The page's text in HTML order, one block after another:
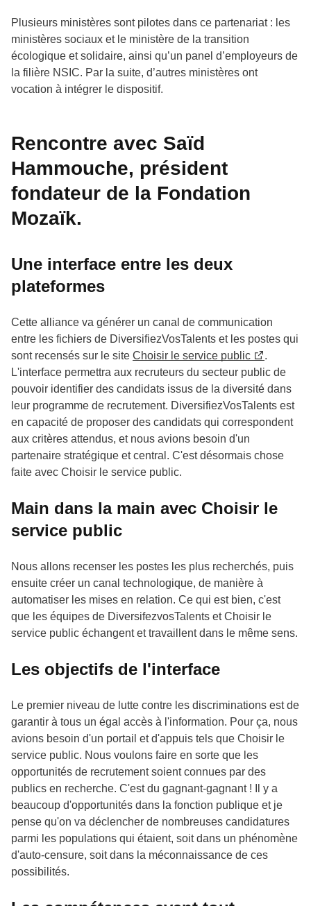
Plusieurs ministères sont pilotes dans ce partenariat : les
ministères sociaux et le ministère de la transition
écologique et solidaire, ainsi qu’un panel d’employeurs de
la filière NSIC. Par la suite, d’autres ministères ont
vocation à intégrer le dispositif.
Rencontre avec Saïd
Hammouche, président
fondateur de la Fondation
Mozaïk.
Une interface entre les deux
plateformes
Cette alliance va générer un canal de communication
entre les fichiers de DiversifiezVosTalents et les postes qui
sont recensés sur le site Choisir le service public
.
L'interface permettra aux recruteurs du secteur public de
pouvoir identifier des candidats issus de la diversité dans
leur programme de recrutement. DiversifiezVosTalents est
en capacité de proposer des candidats qui correspondent
aux critères attendus, et nous avions besoin d'un
partenaire stratégique et central. C'est désormais chose
faite avec Choisir le service public.
Main dans la main avec Choisir le
service public
Nous allons recenser les postes les plus recherchés, puis
ensuite créer un canal technologique, de manière à
automatiser les mises en relation. Ce qui est bien, c'est
que les équipes de DiversifezvosTalents et Choisir le
service public échangent et travaillent dans le même sens.
Les objectifs de l'interface
Le premier niveau de lutte contre les discriminations est de
garantir à tous un égal accès à l'information. Pour ça, nous
avions besoin d'un portail et d'appuis tels que Choisir le
service public. Nous voulons faire en sorte que les
opportunités de recrutement soient connues par des
publics en recherche. C'est du gagnant-gagnant ! Il y a
beaucoup d'opportunités dans la fonction publique et je
pense qu'on va déclencher de nombreuses candidatures
parmi les populations qui étaient, soit dans un phénomène
d'auto-censure, soit dans la méconnaissance de ces
possibilités.